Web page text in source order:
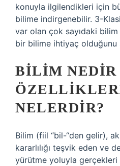
konuyla ilgilendikleri için
bilime indirgenebilir. 3-
var olan çok sayıdaki
bir bilime ihtiyaç olduğunu
BILIM NEDIR
NELERDIR?
Bilim (fiil “bil-“den gelir),
kararlılığı teşvik eden ve
yürütme yoluyla gerçekleri